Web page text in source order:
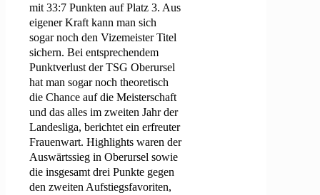
mit 33:7 Punkten auf Platz 3. Aus
eigener Kraft kann man sich
sogar noch den Vizemeister Titel
sichern. Bei entsprechendem
Punktverlust der TSG Oberursel
hat man sogar noch theoretisch
die Chance auf die Meisterschaft
und das alles im zweiten Jahr der
Landesliga, berichtet ein erfreuter
Frauenwart. Highlights waren der
Auswärtssieg in Oberursel sowie
die insgesamt drei Punkte gegen
den zweiten Aufstiegsfavoriten,